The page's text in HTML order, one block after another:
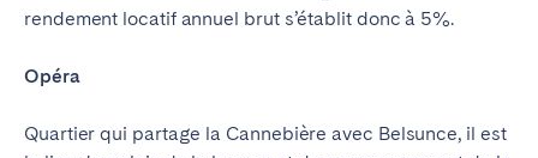
rendement locatif annuel brut s’établit donc à 5%.
Opéra
Quartier qui partage la Cannebière avec Belsunce, il est